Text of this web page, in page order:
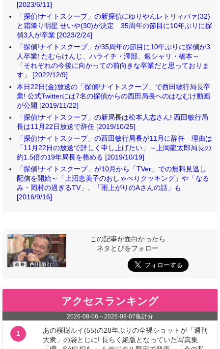
[2023/6/11]
「探偵!ナイトスクープ」の新探偵にゆりやんレトリィバァ(32)
と霜降り明星 せいや(30)が決定 35周年の節目に10年ぶりに探
偵3人が卒業 [2023/2/24]
「探偵!ナイトスクープ」が35周年の節目に10年ぶりに探偵が3
人卒業! たむらけんじ、ハライチ・澤部、銀シャリ・橋本～
「それぞれの今後に向かっての前向きな卒業だと思っておりま
す」 [2022/12/9]
本日22日(金)放送の「探偵!ナイトスクープ」で西田敏行局長卒
業! 公式Twitterには7名の探偵からの西田局長へのはなむけ動画
が公開 [2019/11/22]
「探偵!ナイトスクープ」の新局長は松本人志さん! 西田敏行局
長は11月22日放送で辞任 [2019/10/25]
「探偵!ナイトスクープ」の西田敏行局長が11月に辞任 理由は
「11月22日の放送で詳しく申し上げたい」～上岡龍太郎局長の
約1.5倍の19年局長を務める [2019/10/19]
「探偵!ナイトスクープ」が10月から「TVer」での無料見逃し
配信を開始～「上沼恵美子のおしゃべりクッキング」や「なる
み・岡村の過ぎるTV」、「雨上がりのAさんの話」も
[2016/9/16]
この記事が面白かったら
ネタとぴをフォロー
アクセスランキング
2026-08-06 ～2026-08-07集計分
1
あの桜樹ルイ(55)の28年ぶりの全裸ショットが「週刊
大衆」の袋とじに! 長らく絶版となっていた写真集